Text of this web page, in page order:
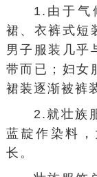
1.由于气
裙、衣裤式短
男子服装几乎
带而已；妇女
裙装逐渐被裤
2.就壮族
蓝靛作 染料
长。